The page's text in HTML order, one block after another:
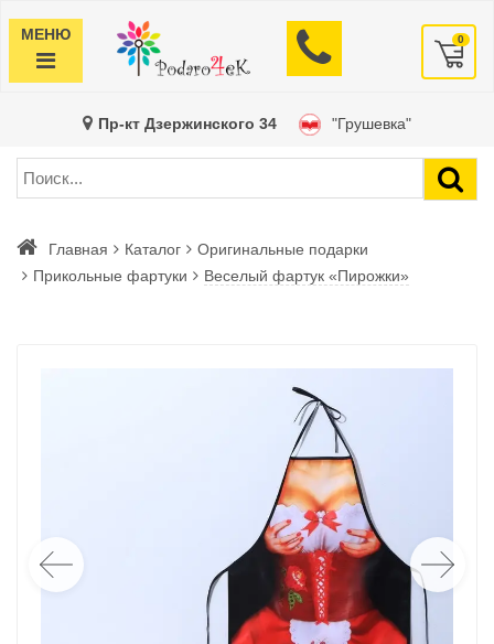
МЕНЮ 0
Пр-кт Дзержинского 34 "Грушевка"
Главная Каталог
Оригинальные подарки
Прикольные фартуки
Веселый фартук «Пирожки»